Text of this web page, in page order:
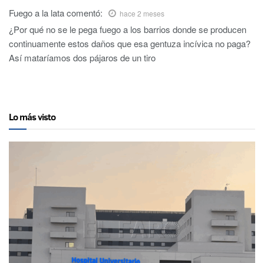
Fuego a la latacomentó: hace 2 meses
¿Por qué no se le pega fuego a los barrios donde se producen
continuamente estos daños que esa gentuza incívica no paga?
Así mataríamos dos pájaros de un tiro
Lo más visto